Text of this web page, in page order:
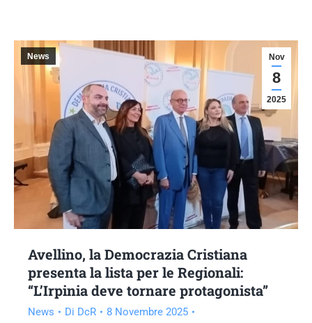
Nov
8
2025
News
Avellino, la Democrazia Cristiana
presenta la lista per le Regionali:
“L’Irpinia deve tornare protagonista”
News Di DcR
8 Novembre 2025